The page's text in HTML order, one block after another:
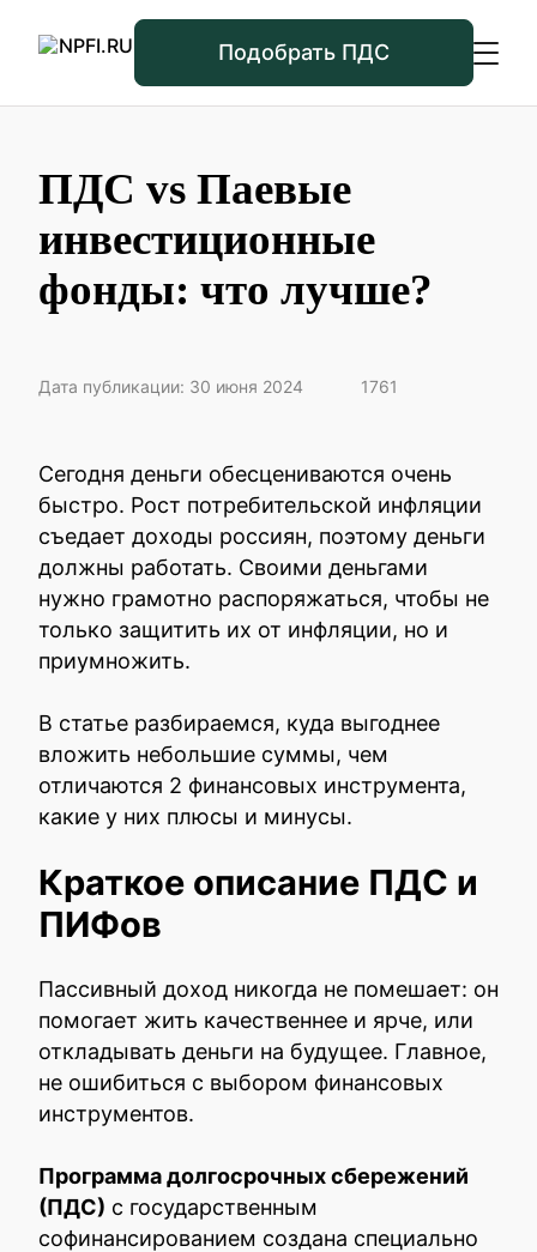
Подобрать ПДС
ПДС vs Паевые
инвестиционные
фонды: что лучше?
Дата публикации: 30 июня 2024 1761
Сегодня деньги обесцениваются очень
быстро. Рост потребительской инфляции
съедает доходы россиян, поэтому деньги
должны работать. Своими деньгами
нужно грамотно распоряжаться, чтобы не
только защитить их от инфляции, но и
приумножить.
В статье разбираемся, куда выгоднее
вложить небольшие суммы, чем
отличаются 2 финансовых инструмента,
какие у них плюсы и минусы.
Краткое описание ПДС и
ПИФов
Пассивный доход никогда не помешает: он
помогает жить качественнее и ярче, или
откладывать деньги на будущее. Главное,
не ошибиться с выбором финансовых
инструментов.
Программа долгосрочных сбережений
(ПДС) с государственным
софинансированием создана специально